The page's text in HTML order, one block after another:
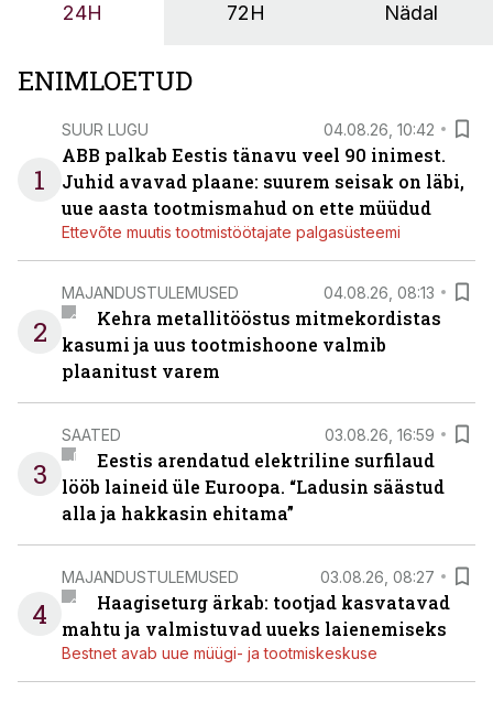
OÜ tegevjuht Sander Mitendorf.
24H 72H Nädal
ENIMLOETUD
1
SUUR LUGU 04.08.26, 10:42
ABB palkab Eestis tänavu veel 90 inimest.
Juhid avavad plaane: suurem seisak on läbi,
uue aasta tootmismahud on ette müüdud
Ettevõte muutis tootmistöötajate palgasüsteemi
2
MAJANDUSTULEMUSED 04.08.26, 08:13
Kehra metallitööstus mitmekordistas
kasumi ja uus tootmishoone valmib
plaanitust varem
3
SAATED 03.08.26, 16:59
Eestis arendatud elektriline surfilaud
lööb laineid üle Euroopa. “Ladusin säästud
alla ja hakkasin ehitama”
4
MAJANDUSTULEMUSED 03.08.26, 08:27
Haagiseturg ärkab: tootjad kasvatavad
mahtu ja valmistuvad uueks laienemiseks
Bestnet avab uue müügi- ja tootmiskeskuse